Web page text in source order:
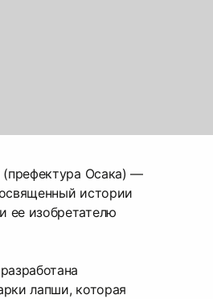
(префектура Осака) —
истории
ее изобретателю
лапши, которая